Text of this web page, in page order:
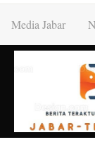
content
Media Jabar